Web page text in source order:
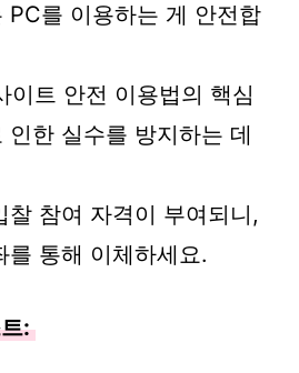
PC를 이용하는 게 안전합
이트 안전 이용법의 핵심
인한 실수를 방지하는 데
찰 참여 자격이 부여되니,
를 통해 이체하세요.
: